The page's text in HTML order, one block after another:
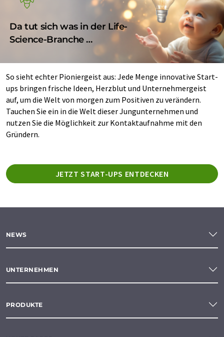
Da tut sich was in der Life-
Science-Branche …
So sieht echter Pioniergeist aus: Jede Menge innovative Start-
ups bringen frische Ideen, Herzblut und Unternehmergeist
auf, um die Welt von morgen zum Positiven zu verändern.
Tauchen Sie ein in die Welt dieser Jungunternehmen und
nutzen Sie die Möglichkeit zur Kontaktaufnahme mit den
Gründern.
JETZT START-UPS ENTDECKEN
NEWS
UNTERNEHMEN
PRODUKTE